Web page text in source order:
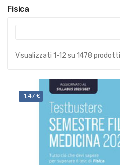
Fisica
Visualizzati 1-12 su 1478 prodotti
-1,47 €